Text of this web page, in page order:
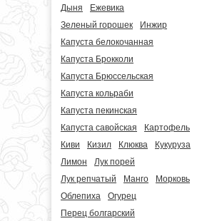
Дыня
Ежевика
Зеленый горошек
Инжир
Капуста белокочанная
Капуста Брокколи
Капуста Брюссельская
Капуста кольраби
Капуста пекинская
Капуста савойская
Картофель
Киви
Кизил Клюква
Кукуруза
Лимон
Лук порей
Лук репчатый
Манго
Морковь
Облепиха
Огурец
Перец болгарский